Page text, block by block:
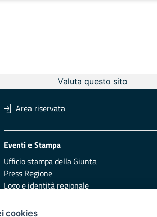
Valuta questo sito
Area riservata
Eventi e Stampa
Ufficio stampa della Giunta
Press Regione
Logo e identità regionale
Redazione
cookies